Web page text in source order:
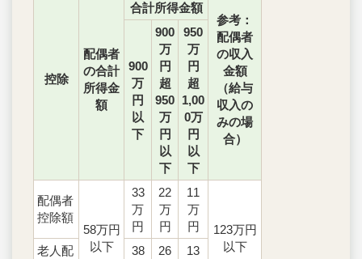
控除
配偶者
の合計
所得金
額
合計所得金額
参考：
配偶者
の収入
金額
（給与
収入の
みの場
合）
900
万
円
以
下
900
万
円
超
950
万
円
以
下
950
万
円
超
1,00
0万
円
以
下
配偶者
控除額
58万円
以下
33
万
円
22
万
円
11
万
円
123万円
以下
老人配
38
26
13